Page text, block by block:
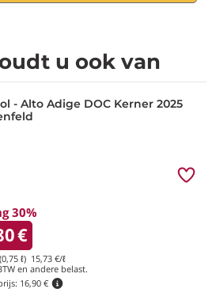
u ook van
- Alto Adige DOC Kerner 2025
30%
€
ℓ) 15,73 €/ℓ
en andere belast.
16,90 €